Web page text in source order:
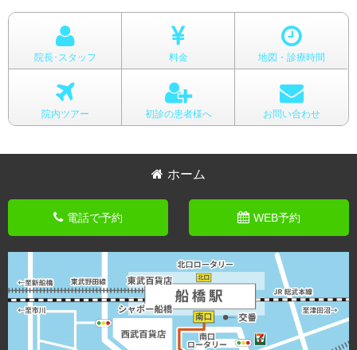
院長･スタッフ 料金 地図・診療時間
院内ツアー 初診の患者様へ お問い合わせ
ホーム
電話で予約 WEB予約